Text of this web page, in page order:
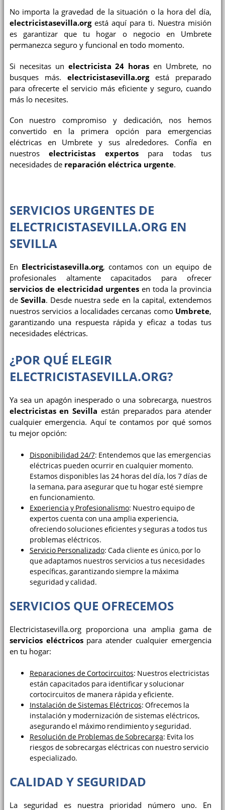
No importa la gravedad de la situación o la hora del día,
electricistasevilla.orgestá aquí para ti. Nuestra misión
es garantizar que tu hogar o negocio en Umbrete
permanezca seguro y funcional en todo momento.
Si necesitas un electricista 24 horas en Umbrete, no
busques más. electricistasevilla.orgestá preparado
para ofrecerte el servicio más eficiente y seguro, cuando
más lo necesites.
Con nuestro compromiso y dedicación, nos hemos
convertido en la primera opción para emergencias
eléctricas en Umbrete y sus alrededores. Confía en
nuestroselectricistas expertospara todas tus
necesidades de reparación eléctrica urgente.
SERVICIOS URGENTES DE
ELECTRICISTASEVILLA.ORG EN
SEVILLA
En Electricistasevilla.org, contamos con un equipo de
profesionales altamente capacitados para ofrecer
servicios de electricidad urgentes en toda la provincia
de Sevilla. Desde nuestra sede en la capital, extendemos
nuestros servicios a localidades cercanas como Umbrete,
garantizando una respuesta rápida y eficaz a todas tus
necesidades eléctricas.
¿POR QUÉ ELEGIR
ELECTRICISTASEVILLA.ORG?
Ya sea un apagón inesperado o una sobrecarga, nuestros
electricistas en Sevilla están preparados para atender
cualquier emergencia. Aquí te contamos por qué somos
tu mejor opción:
Disponibilidad 24/7: Entendemos que las emergencias
eléctricas pueden ocurrir en cualquier momento.
Estamos disponibles las 24 horas del día, los 7 días de
la semana, para asegurar que tu hogar esté siempre
en funcionamiento.
Experiencia y Profesionalismo: Nuestro equipo de
expertos cuenta con una amplia experiencia,
ofreciendo soluciones eficientes y seguras a todos tus
problemas eléctricos.
Servicio Personalizado: Cada cliente es único, por lo
que adaptamos nuestros servicios a tus necesidades
específicas, garantizando siempre la máxima
seguridad y calidad.
SERVICIOS QUE OFRECEMOS
Electricistasevilla.org proporciona una amplia gama de
servicios eléctricospara atender cualquier emergencia
en tu hogar:
Reparaciones de Cortocircuitos: Nuestros electricistas
están capacitados para identificar y solucionar
cortocircuitos de manera rápida y eficiente.
Instalación de Sistemas Eléctricos: Ofrecemos la
instalación y modernización de sistemas eléctricos,
asegurando el máximo rendimiento y seguridad.
Resolución de Problemas de Sobrecarga: Evita los
riesgos de sobrecargas eléctricas con nuestro servicio
especializado.
CALIDAD Y SEGURIDAD
La seguridad es nuestra prioridad número uno. En